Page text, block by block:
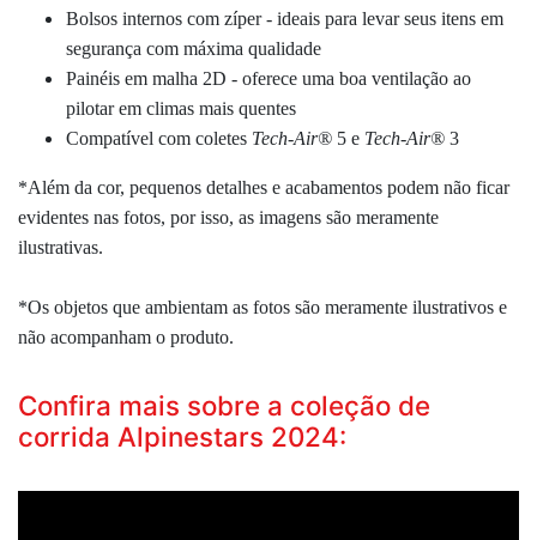
Bolsos internos com zíper - ideais para levar seus itens em
segurança com máxima qualidade
Painéis em malha 2D - oferece uma boa ventilação ao
pilotar em climas mais quentes
Compatível com coletes Tech-Air® 5 e Tech-Air® 3
*Além da cor, pequenos detalhes e acabamentos podem não ficar
evidentes nas fotos, por isso, as imagens são meramente
ilustrativas.
*Os objetos que ambientam as fotos são meramente ilustrativos e
não acompanham o produto.
Confira mais sobre a coleção de
corrida Alpinestars 2024: